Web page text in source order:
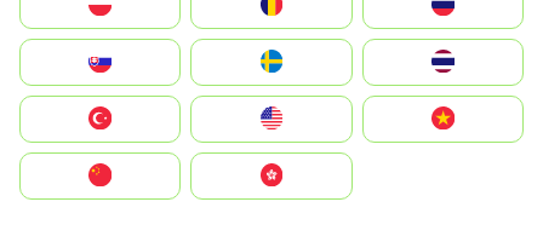
United States
中國香港特別行政區